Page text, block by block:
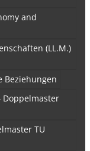
and
(LL.M.)
Beziehungen
Doppelmaster
TU